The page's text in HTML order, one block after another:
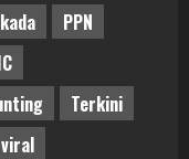
PPN
Terkini
viral